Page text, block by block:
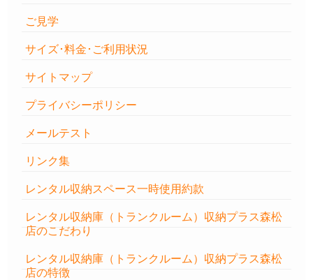
ご見学
サイズ･料金･ご利用状況
サイトマップ
プライバシーポリシー
メールテスト
リンク集
レンタル収納スペース一時使用約款
レンタル収納庫（トランクルーム）収納プラス森松
店のこだわり
レンタル収納庫（トランクルーム）収納プラス森松
店の特徴